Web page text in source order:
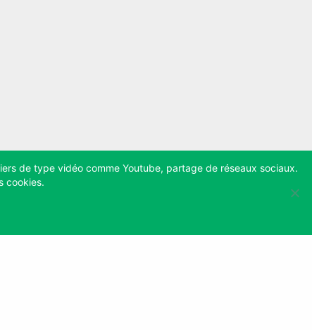
de type vidéo comme Youtube, partage de réseaux sociaux.
cookies.